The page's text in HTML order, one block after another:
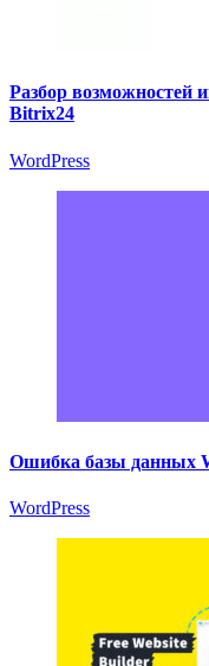
Разбор возможностей
Bitrix24
WordPress
Ошибка базы данных
WordPress